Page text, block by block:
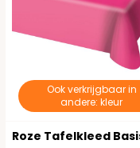
Ook verkrijgbaar in
andere: kleur
Roze Tafelkleed